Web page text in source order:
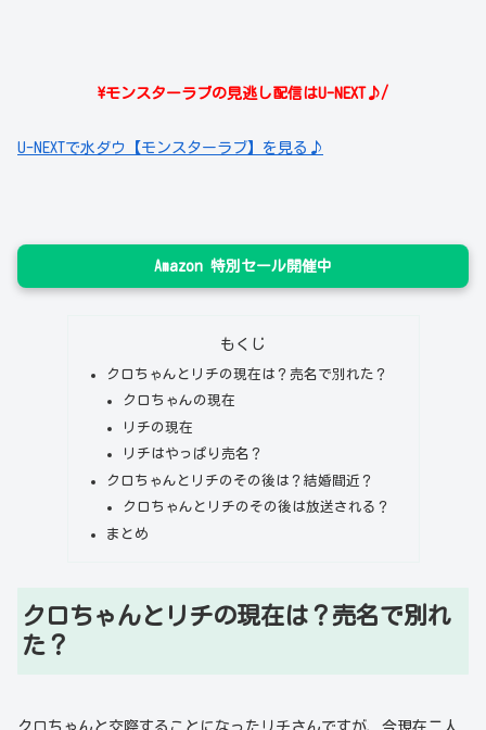
\モンスターラブの見逃し配信はU-NEXT♪/
U-NEXTで水ダウ【モンスターラブ】を見る♪
Amazon 特別セール開催中
もくじ
クロちゃんとリチの現在は？売名で別れた？
クロちゃんの現在
リチの現在
リチはやっぱり売名？
クロちゃんとリチのその後は？結婚間近？
クロちゃんとリチのその後は放送される？
まとめ
クロちゃんとリチの現在は？売名で別れ
た？
クロちゃんと交際することになったリチさんですが、今現在二人